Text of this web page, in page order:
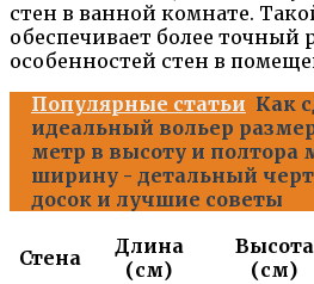
стен в ванной комнате.
обеспечивает более точный
особенностей стен в
Популярные статьи Как
идеальный вольер
метр в высоту и полтора
ширину - детальный
досок и лучшие советы
Стена
Длина
(см)
Высота
(см)